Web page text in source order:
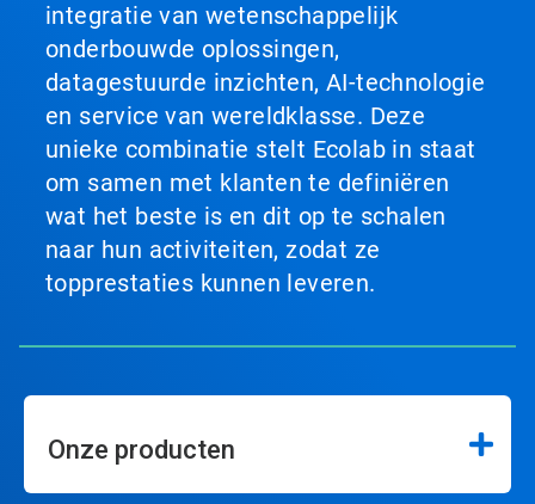
integratie van wetenschappelijk
onderbouwde oplossingen,
datagestuurde inzichten, AI-technologie
en service van wereldklasse. Deze
unieke combinatie stelt Ecolab in staat
om samen met klanten te definiëren
wat het beste is en dit op te schalen
naar hun activiteiten, zodat ze
topprestaties kunnen leveren.
Onze producten